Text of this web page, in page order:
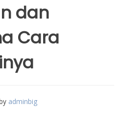
dan
Cara
adminbig